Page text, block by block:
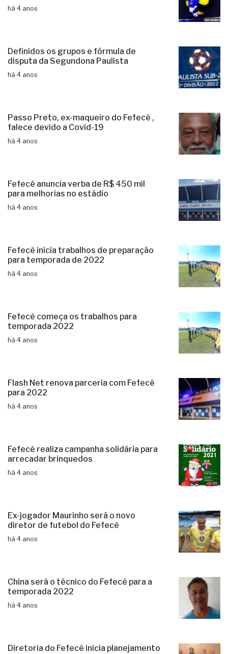
há 4 anos
Definidos os grupos e fórmula de
disputa da Segundona Paulista
há 4 anos
Passo Preto, ex-maqueiro do Fefecê ,
falece devido a Covid-19
há 4 anos
Fefecê anuncia verba de R$ 450 mil
para melhorias no estádio
há 4 anos
Fefecê inicia trabalhos de preparação
para temporada de 2022
há 4 anos
Fefecê começa os trabalhos para
temporada 2022
há 4 anos
Flash Net renova parceria com Fefecê
para 2022
há 4 anos
Fefecê realiza campanha solidária para
arrecadar brinquedos
há 4 anos
Ex-jogador Maurinho será o novo
diretor de futebol do Fefecê
há 4 anos
China será o técnico do Fefecê para a
temporada 2022
há 4 anos
Diretoria do Fefecê inicia planejamento